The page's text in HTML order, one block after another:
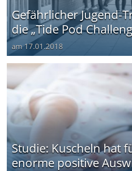
Gefährlicher Jugend-
die „Tide Pod
am17.01.2018
Studie: Kuscheln hat
enorme positive